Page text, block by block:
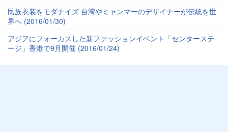
民族衣装をモダナイズ 台湾やミャンマーのデザイナーが伝統を世
界へ (2016/01/30)
アジアにフォーカスした新ファッションイベント「センターステ
ージ」香港で9月開催 (2016/01/24)